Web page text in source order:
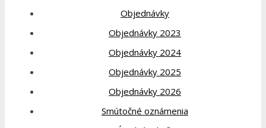
Objednávky
Objednávky 2023
Objednávky 2024
Objednávky 2025
Objednávky 2026
Smútočné oznámenia